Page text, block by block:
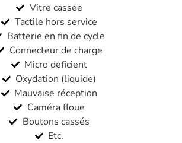
Vitre cassée
Tactile hors service
Batterie en fin de cycle
Connecteur de charge
Micro déficient
Oxydation (liquide)
Mauvaise réception
Caméra floue
Boutons cassés
Etc.